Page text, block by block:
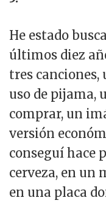
He estado
últimos diez
tres canciones,
uso de pijama,
comprar, un
versión
conseguí hace
cerveza, en un
en una placa